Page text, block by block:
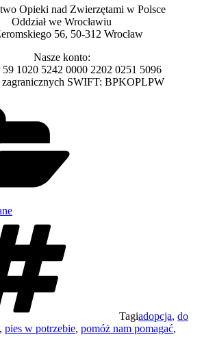
Opieki nad Zwierzętami w Polsce
Oddział we Wrocławiu
56, 50-312 Wrocław
Nasze konto:
1020 5242 0000 2202 0251 5096
zagranicznych SWIFT: BPKOPLPW
Tagiadopcja, do
, pies w potrzebie, pomóż nam pomagać,